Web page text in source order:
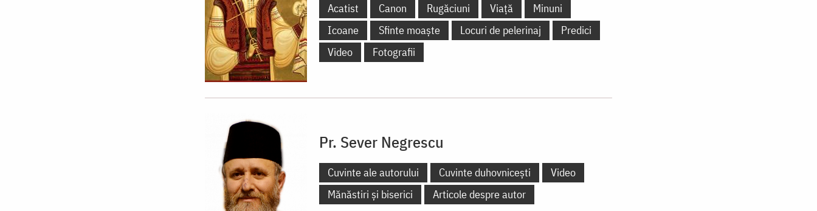
Acatist Canon Rugăciuni Viață
Minuni
Icoane
Sfinte moaște Locuri de pelerinaj
Predici
Video
Fotografii
Pr. Sever Negrescu
Cuvinte ale autorului Cuvinte duhovnicești
Video
Mănăstiri și biserici
Articole despre autor